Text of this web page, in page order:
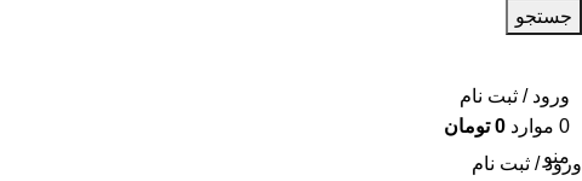
جستجو
ورود / ثبت نام
ورود / ثبت نام
0 موارد 0 تومان
منو